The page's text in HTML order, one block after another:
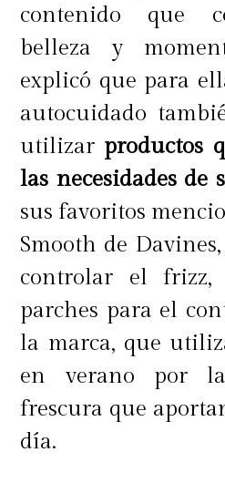
contenido que
belleza y
explicó que para
autocuidado
utilizar productos
las necesidades de
sus favoritos
Smooth de
controlar el frizz,
parches para el
la marca, que
en verano por
frescura que
día.